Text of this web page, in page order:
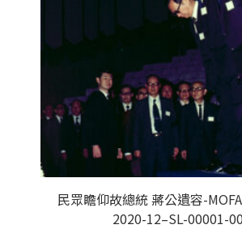
民眾瞻仰故總統 蔣公遺容-
2020-12–SL-00001-